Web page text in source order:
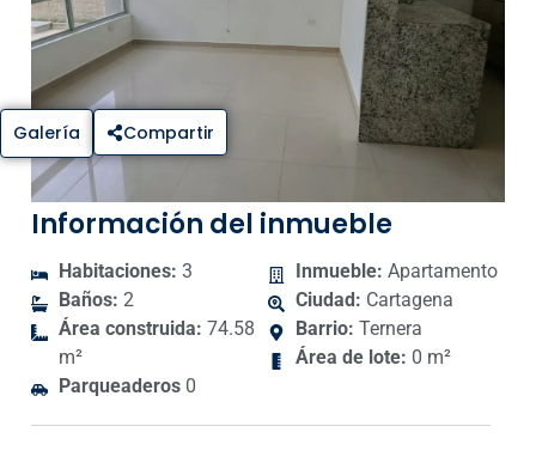
Galería Compartir
Información del inmueble
Habitaciones: 3
Baños: 2
Área construida: 74.58
m²
Parqueaderos 0
Inmueble: Apartamento
Ciudad: Cartagena
Barrio: Ternera
Área de lote: 0 m²